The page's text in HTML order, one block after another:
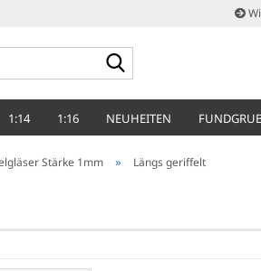
1:14 1:16 NEUHEITEN
Stärke 1mm » Längs geriffelt